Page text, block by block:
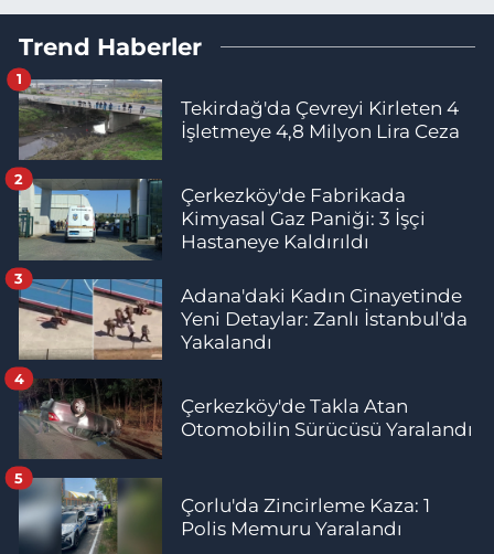
Trend Haberler
Tekirdağ'da Çevreyi Kirleten 4
İşletmeye 4,8 Milyon Lira Ceza
1
Çerkezköy'de Fabrikada
Kimyasal Gaz Paniği: 3 İşçi
Hastaneye Kaldırıldı
2
Adana'daki Kadın Cinayetinde
Yeni Detaylar: Zanlı İstanbul'da
Yakalandı
3
Çerkezköy'de Takla Atan
Otomobilin Sürücüsü Yaralandı
4
Çorlu'da Zincirleme Kaza: 1
Polis Memuru Yaralandı
5